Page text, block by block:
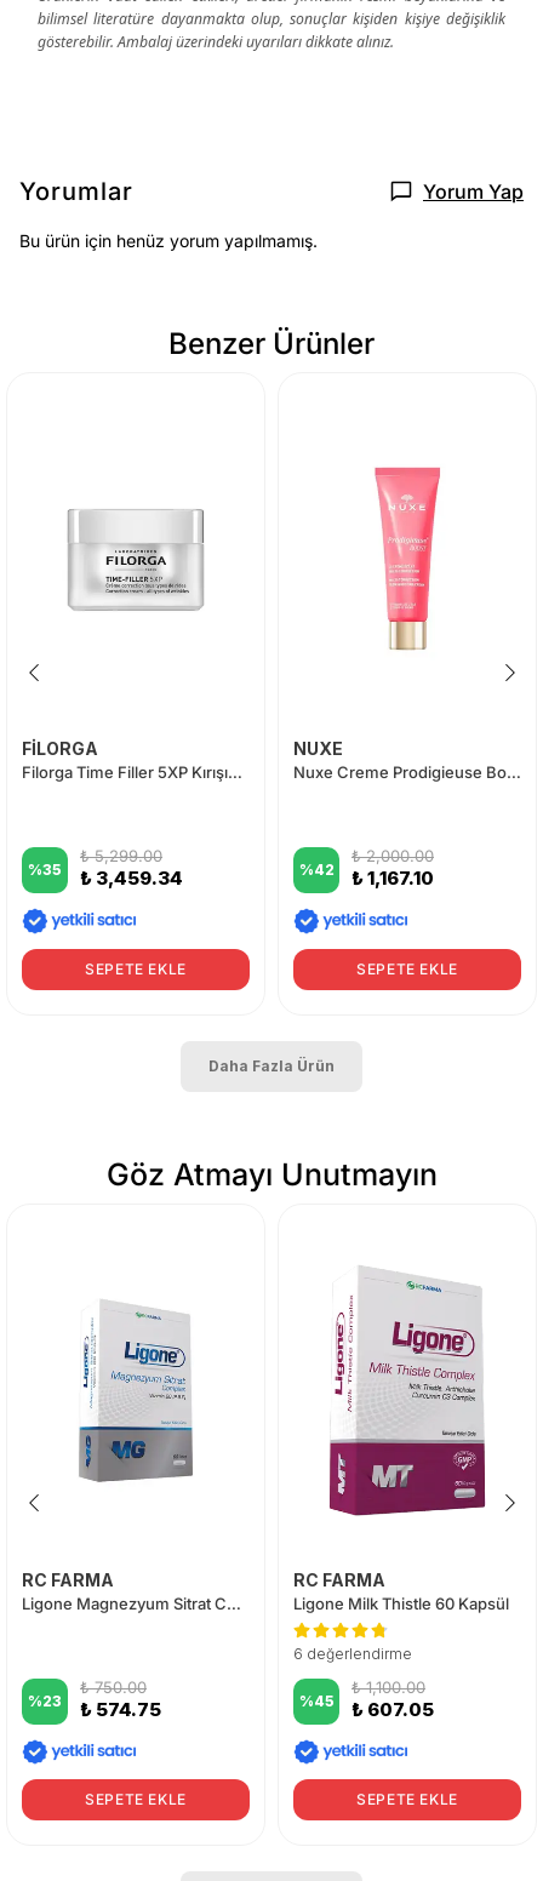
bilimsel literatüre dayanmakta olup, sonuçlar kişiden kişiye değişiklik
gösterebilir. Ambalaj üzerindeki uyarıları dikkate alınız.
Yorumlar Yorum Yap
Bu ürün için henüz yorum yapılmamış.
Benzer Ürünler
FİLORGA
Filorga Time Filler 5XP Kırışıklık Karşıtı Krem 50 ml
%35
₺ 5,299.00
₺ 3,459.34
SEPETE EKLE
NUXE
Nuxe Creme Prodigieuse Boost Glow Krem 40 ml
%42
₺ 2,000.00
₺ 1,167.10
SEPETE EKLE
Daha Fazla Ürün
Göz Atmayı Unutmayın
RC FARMA
Ligone Magnezyum Sitrat Complex 60 Tablet
%23
₺ 750.00
₺ 574.75
SEPETE EKLE
RC FARMA
Ligone Milk Thistle 60 Kapsül
6 değerlendirme
%45
₺ 1,100.00
₺ 607.05
SEPETE EKLE